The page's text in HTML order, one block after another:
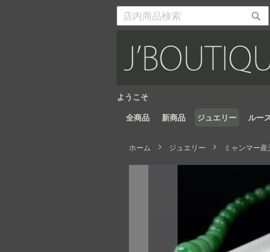
Skip
ようこそ
検
検
始
全商品 新商品 ジュエリー ルー
ホーム ジュエリー ミャンマー